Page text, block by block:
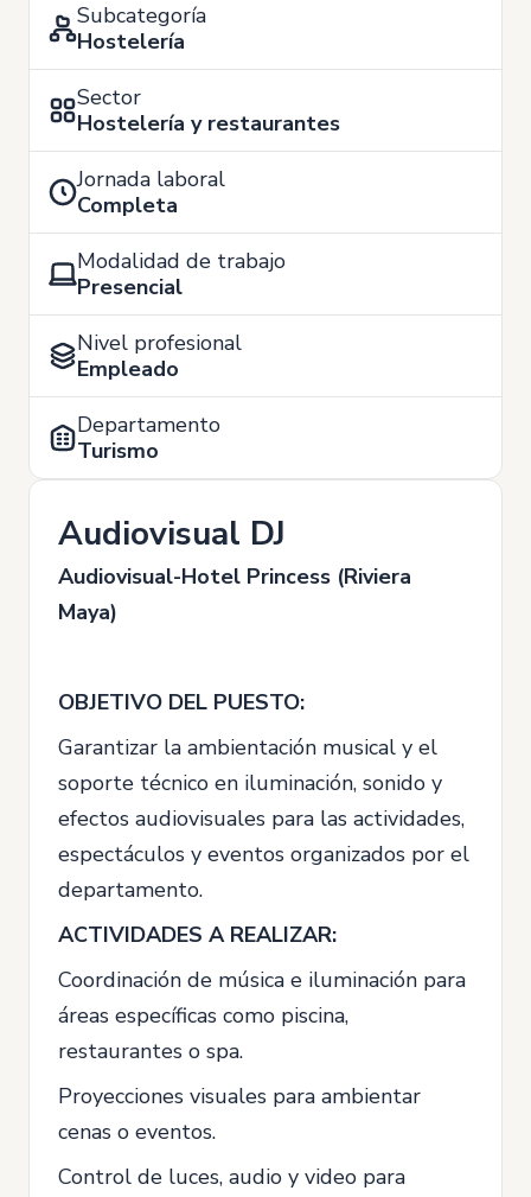
Subcategoría
Hostelería
Sector
Hostelería y restaurantes
Jornada laboral
Completa
Modalidad de trabajo
Presencial
Nivel profesional
Empleado
Departamento
Turismo
Audiovisual DJ
Audiovisual-Hotel Princess (Riviera
Maya)
OBJETIVO DEL PUESTO:
Garantizar la ambientación musical y el
soporte técnico en iluminación, sonido y
efectos audiovisuales para las actividades,
espectáculos y eventos organizados por el
departamento.
ACTIVIDADES A REALIZAR:
Coordinación de música e iluminación para
áreas específicas como piscina,
restaurantes o spa.
Proyecciones visuales para ambientar
cenas o eventos.
Control de luces, audio y video para